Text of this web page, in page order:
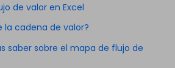
de valor en Excel
la cadena de valor?
saber sobre el mapa de flujo de